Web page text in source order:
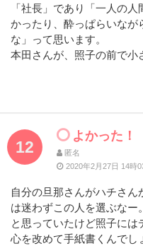
「社長」であり「一人の
かったり、酔っぱらいなが
な」って思います。
本田さんが、照子の前で小
12
よかった！
匿名
2020年2月27日 14時
自分の旦那さんがハチさ
は迷わずこの人を選ぶな
と思っていたけど照子に
心を改めて手紙書くんでし